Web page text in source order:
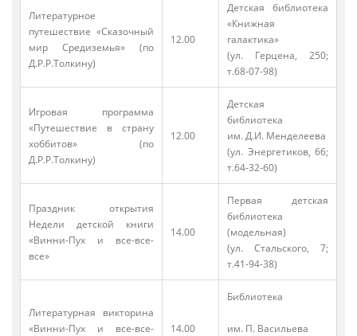
Литературное
путешествие «Сказочный
мир Средиземья» (по
Д.Р.Р.Толкину)
12.00
Детская библиотека
«Книжная
галактика»
(ул. Герцена, 250;
т.68-07-98)
Игровая программа
«Путешествие в страну
хоббитов» (по
Д.Р.Р.Толкину)
12.00
Детская
библиотека
им. Д.И. Менделеева
(ул. Энергетиков, 66;
т.64-32-60)
Праздник открытия
Недели детской книги
«Винни-Пух и все-все-
все»
14.00
Первая детская
библиотека
(модельная)
(ул. Стальского, 7;
т.41-94-38)
Литературная викторина
«Винни-Пух и все-все-
14.00
Библиотека
им. П. Васильева